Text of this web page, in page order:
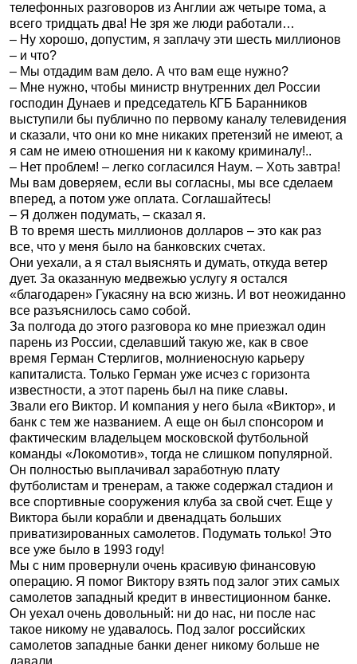
телефонных разговоров из Англии аж четыре тома, а
всего тридцать два! Не зря же люди работали…
– Ну хорошо, допустим, я заплачу эти шесть миллионов
– и что?
– Мы отдадим вам дело. А что вам еще нужно?
– Мне нужно, чтобы министр внутренних дел России
господин Дунаев и председатель КГБ Баранников
выступили бы публично по первому каналу телевидения
и сказали, что они ко мне никаких претензий не имеют, а
я сам не имею отношения ни к какому криминалу!..
– Нет проблем! – легко согласился Наум. – Хоть завтра!
Мы вам доверяем, если вы согласны, мы все сделаем
вперед, а потом уже оплата. Соглашайтесь!
– Я должен подумать, – сказал я.
В то время шесть миллионов долларов – это как раз
все, что у меня было на банковских счетах.
Они уехали, а я стал выяснять и думать, откуда ветер
дует. За оказанную медвежью услугу я остался
«благодарен» Гукасяну на всю жизнь. И вот неожиданно
все разъяснилось само собой.
За полгода до этого разговора ко мне приезжал один
парень из России, сделавший такую же, как в свое
время Герман Стерлигов, молниеносную карьеру
капиталиста. Только Герман уже исчез с горизонта
известности, а этот парень был на пике славы.
Звали его Виктор. И компания у него была «Виктор», и
банк с тем же названием. А еще он был спонсором и
фактическим владельцем московской футбольной
команды «Локомотив», тогда не слишком популярной.
Он полностью выплачивал заработную плату
футболистам и тренерам, а также содержал стадион и
все спортивные сооружения клуба за свой счет. Еще у
Виктора были корабли и двенадцать больших
приватизированных самолетов. Подумать только! Это
все уже было в 1993 году!
Мы с ним провернули очень красивую финансовую
операцию. Я помог Виктору взять под залог этих самых
самолетов западный кредит в инвестиционном банке.
Он уехал очень довольный: ни до нас, ни после нас
такое никому не удавалось. Под залог российских
самолетов западные банки денег никому больше не